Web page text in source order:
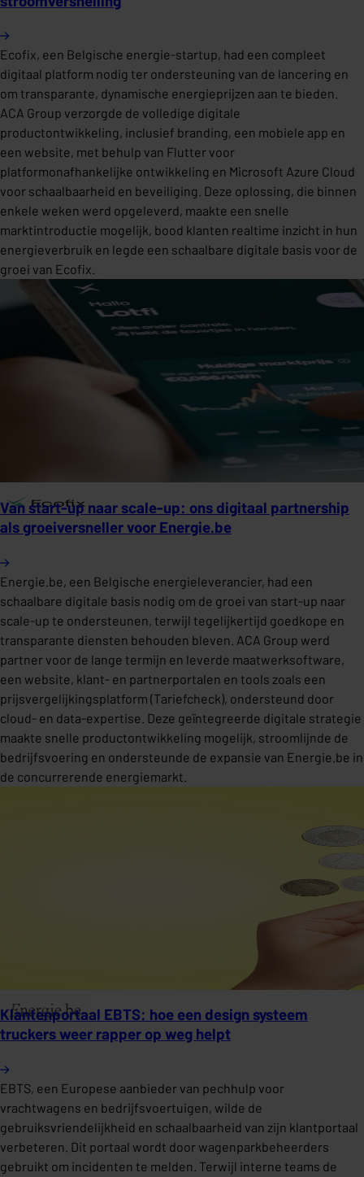
Ecofix, een Belgische energie-startup, had een compleet
digitaal platform nodig ter ondersteuning van de lancering en
om transparante, dynamische energieprijzen aan te bieden.
ACA Group verzorgde de volledige digitale
productontwikkeling, inclusief branding, een mobiele app en
een website, met behulp van Flutter voor
platformonafhankelijke ontwikkeling en Microsoft Azure Cloud
voor schaalbaarheid en beveiliging. Deze oplossing, die binnen
enkele weken werd opgeleverd, maakte een snelle
marktintroductie mogelijk, bood klanten realtime inzicht in hun
energieverbruik en legde een schaalbare digitale basis voor de
groei van Ecofix.
Van start-up naar scale-up: ons digitaal partnership
als groeiversneller voor Energie.be
Energie.be, een Belgische energieleverancier, had een
schaalbare digitale basis nodig om de groei van start-up naar
scale-up te ondersteunen, terwijl tegelijkertijd goedkope en
transparante diensten behouden bleven. ACA Group werd
partner voor de lange termijn en leverde maatwerksoftware,
een website, klant- en partnerportalen en tools zoals een
prijsvergelijkingsplatform (Tariefcheck), ondersteund door
cloud- en data-expertise. Deze geïntegreerde digitale strategie
maakte snelle productontwikkeling mogelijk, stroomlijnde de
bedrijfsvoering en ondersteunde de expansie van Energie.be in
de concurrerende energiemarkt.
Klantenportaal EBTS: hoe een design systeem
truckers weer rapper op weg helpt
EBTS, een Europese aanbieder van pechhulp voor
vrachtwagens en bedrijfsvoertuigen, wilde de
gebruiksvriendelijkheid en schaalbaarheid van zijn klantportaal
verbeteren. Dit portaal wordt door wagenparkbeheerders
gebruikt om incidenten te melden. Terwijl interne teams de